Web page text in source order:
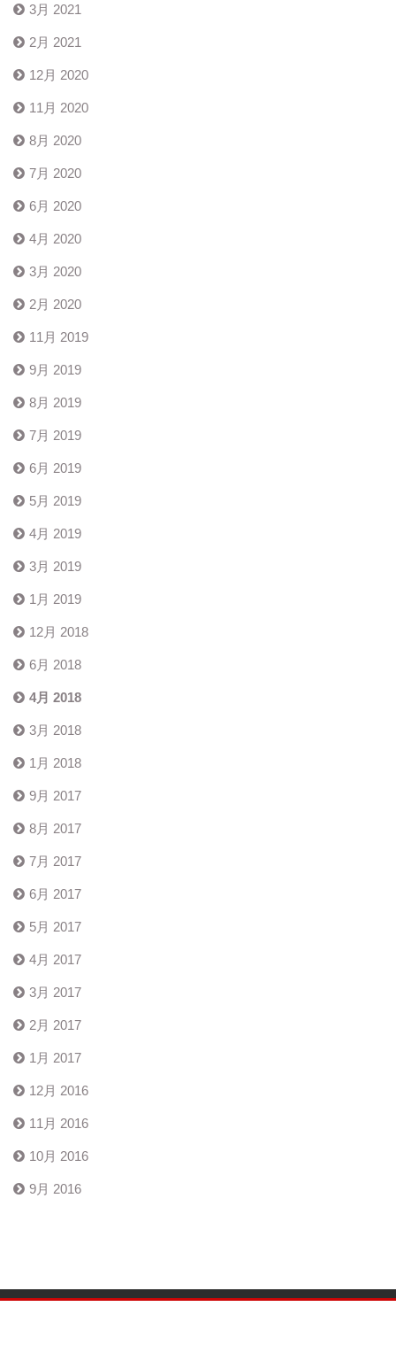
3月 2021
2月 2021
12月 2020
11月 2020
8月 2020
7月 2020
6月 2020
4月 2020
3月 2020
2月 2020
11月 2019
9月 2019
8月 2019
7月 2019
6月 2019
5月 2019
4月 2019
3月 2019
1月 2019
12月 2018
6月 2018
4月 2018
3月 2018
1月 2018
9月 2017
8月 2017
7月 2017
6月 2017
5月 2017
4月 2017
3月 2017
2月 2017
1月 2017
12月 2016
11月 2016
10月 2016
9月 2016